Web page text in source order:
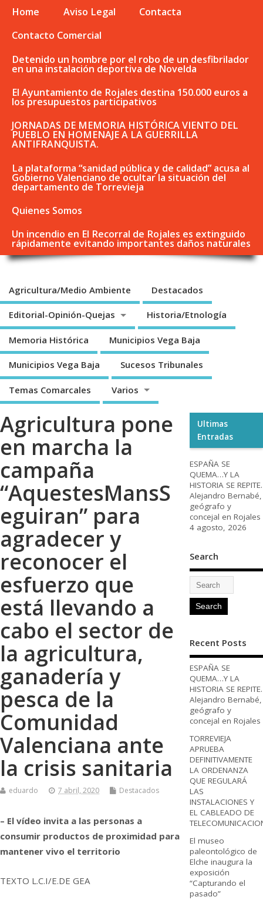
Home Aviso Legal
Contacta
Contacto Comercial
Detenido un hombre por el robo de un desfibrilador
en una instalación deportiva de Novelda
El Ayuntamiento de Rojales destina 150.000 euros a
los presupuestos participativos
JORNADAS DE MEMORIA HISTÓRICA VIENTO DEL
PUEBLO EN HOMENAJE A LA GUERRILLA
ANTIFRANQUISTA.
La plataforma “sanidad pública y de calidad” acusa al
Gobierno Valenciano de ocultar la situación del
departamento de Torrevieja
Quienes Somos
Un incendio en El Recorral de Rojales es extinguido
rápidamente evitando importantes daños naturales
Agricultura/Medio Ambiente Destacados
Editorial-Opinión-Quejas Historia/Etnología
Memoria Histórica Municipios Vega Baja
Municipios Vega Baja Sucesos Tribunales
Temas Comarcales Varios
Agricultura pone
en marcha la
campaña
“AquestesMansS
eguiran” para
agradecer y
reconocer el
esfuerzo que
está llevando a
cabo el sector de
la agricultura,
ganadería y
pesca de la
Comunidad
Valenciana ante
la crisis sanitaria
eduardo 7 abril, 2020 Destacados
– El vídeo invita a las personas a
consumir productos de proximidad para
mantener vivo el territorio
TEXTO L.C.I/E.DE GEA
Ultimas
Entradas
ESPAÑA SE
QUEMA…Y LA
HISTORIA SE REPITE.
Alejandro Bernabé,
geógrafo y
concejal en Rojales
4 agosto, 2026
Search
Recent Posts
ESPAÑA SE
QUEMA…Y LA
HISTORIA SE REPITE.
Alejandro Bernabé,
geógrafo y
concejal en Rojales
TORREVIEJA
APRUEBA
DEFINITIVAMENTE
LA ORDENANZA
QUE REGULARÁ
LAS
INSTALACIONES Y
EL CABLEADO DE
El museo
paleontológico de
Elche inaugura la
exposición
“Capturando el
pasado”